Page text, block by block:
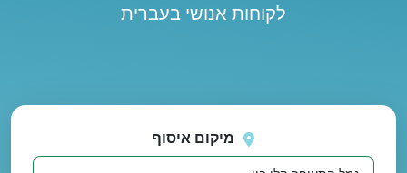
לקוחות אנושי בעברית
שוב
מיקום איסוף